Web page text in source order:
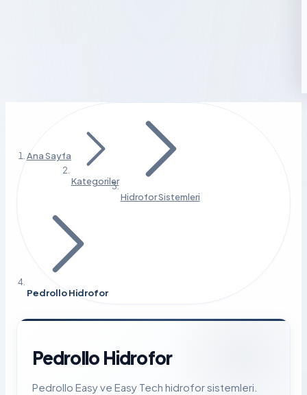
Ana Sayfa
Kategoriler
Hidrofor Sistemleri
Pedrollo Hidrofor
Pedrollo Hidrofor
Pedrollo Easy ve Easy Tech hidrofor sistemleri.